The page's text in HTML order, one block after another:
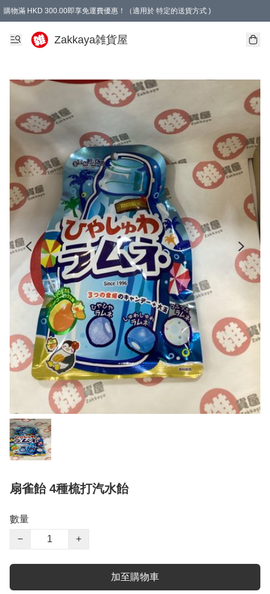
購物滿 HKD 300.00即享免運費優惠！（適用於 特定的送貨方式 )
Zakkaya雑貨屋
扇雀飴 4種梳打汽水飴
數量
−
+
加至購物車